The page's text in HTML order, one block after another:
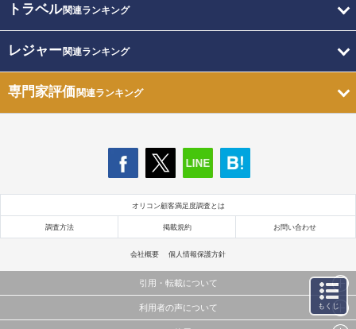
トラベル関連ランキング
レジャー関連ランキング
専門家評価関連ランキング
オリコン顧客満足度調査とは
調査方法 掲載規約 お問い合わせ
会社概要 個人情報保護方針
引用・転載について
当サイトで公開されている情報（文字、写真、イラスト、画像データ等）及びこれらの配置・
利用者の声について もくじ